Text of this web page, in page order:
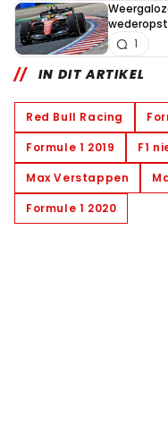
1
IN DIT ARTIKEL
Red Bull Racing
Formule 1 2019
F1
Max Verstappen
Formule 1 2020